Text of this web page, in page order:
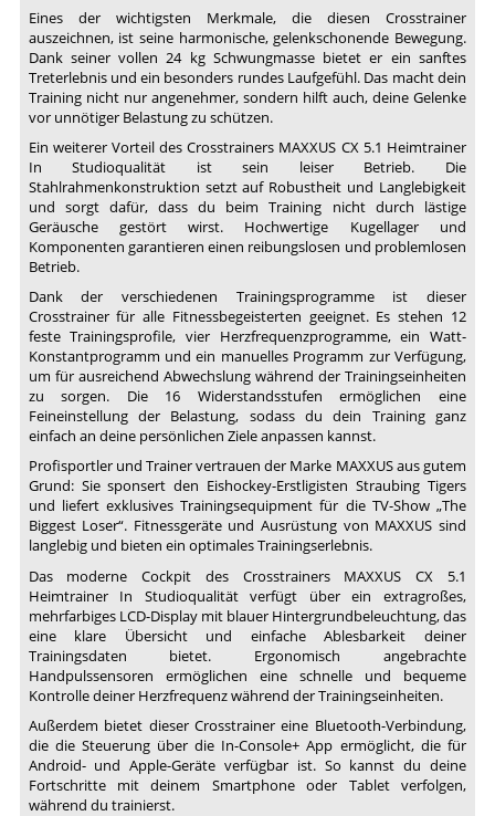
Eines der wichtigsten Merkmale, die diesen Crosstrainer
auszeichnen, ist seine harmonische, gelenkschonende Bewegung.
Dank seiner vollen 24 kg Schwungmasse bietet er ein sanftes
Treterlebnis und ein besonders rundes Laufgefühl. Das macht dein
Training nicht nur angenehmer, sondern hilft auch, deine Gelenke
vor unnötiger Belastung zu schützen.
Ein weiterer Vorteil des Crosstrainers MAXXUS CX 5.1 Heimtrainer
In Studioqualität ist sein leiser Betrieb. Die
Stahlrahmenkonstruktion setzt auf Robustheit und Langlebigkeit
und sorgt dafür, dass du beim Training nicht durch lästige
Geräusche gestört wirst. Hochwertige Kugellager und
Komponenten garantieren einen reibungslosen und problemlosen
Betrieb.
Dank der verschiedenen Trainingsprogramme ist dieser
Crosstrainer für alle Fitnessbegeisterten geeignet. Es stehen 12
feste Trainingsprofile, vier Herzfrequenzprogramme, ein Watt-
Konstantprogramm und ein manuelles Programm zur Verfügung,
um für ausreichend Abwechslung während der Trainingseinheiten
zu sorgen. Die 16 Widerstandsstufen ermöglichen eine
Feineinstellung der Belastung, sodass du dein Training ganz
einfach an deine persönlichen Ziele anpassen kannst.
Profisportler und Trainer vertrauen der Marke MAXXUS aus gutem
Grund: Sie sponsert den Eishockey-Erstligisten Straubing Tigers
und liefert exklusives Trainingsequipment für die TV-Show „The
Biggest Loser“. Fitnessgeräte und Ausrüstung von MAXXUS sind
langlebig und bieten ein optimales Trainingserlebnis.
Das moderne Cockpit des Crosstrainers MAXXUS CX 5.1
Heimtrainer In Studioqualität verfügt über ein extragroßes,
mehrfarbiges LCD-Display mit blauer Hintergrundbeleuchtung, das
eine klare Übersicht und einfache Ablesbarkeit deiner
Trainingsdaten bietet. Ergonomisch angebrachte
Handpulssensoren ermöglichen eine schnelle und bequeme
Kontrolle deiner Herzfrequenz während der Trainingseinheiten.
Außerdem bietet dieser Crosstrainer eine Bluetooth-Verbindung,
die die Steuerung über die In-Console+ App ermöglicht, die für
Android- und Apple-Geräte verfügbar ist. So kannst du deine
Fortschritte mit deinem Smartphone oder Tablet verfolgen,
während du trainierst.